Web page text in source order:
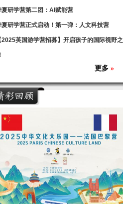
夏研学营第二团：AI赋能营
夏研学营正式启动！第一弹：人文科技营
2025英国游学营招募】开启孩子的国际视野之
更多 »